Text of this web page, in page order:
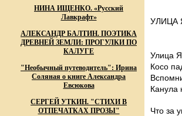
НИНА ИЩЕНКО. «Русский
Лавкрафт»
АЛЕКСАНДР БАЛТИН. ПОЭТИКА
ДРЕВНЕЙ ЗЕМЛИ: ПРОГУЛКИ ПО
КАЛУГЕ
"Необычный путеводитель": Ирина
Соляная о книге Александра
Евсюкова
СЕРГЕЙ УТКИН. "СТИХИ В
ОТПЕЧАТКАХ ПРОЗЫ"
УЛИЦА
Улица
Косо
Канула
Что за